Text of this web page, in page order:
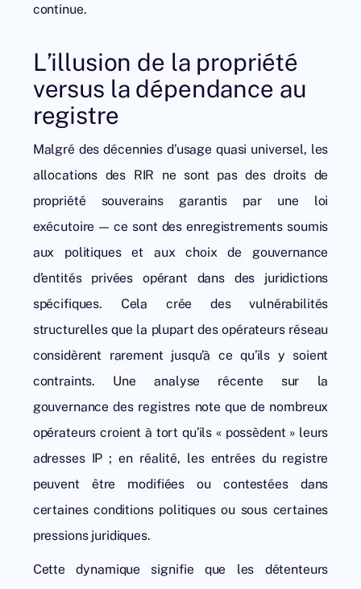
continue.
L’illusion de la propriété
versus la dépendance au
registre
Malgré des décennies d’usage quasi universel, les
allocations des RIR ne sont pas des droits de
propriété souverains garantis par une loi
exécutoire — ce sont des enregistrements soumis
aux politiques et aux choix de gouvernance
d’entités privées opérant dans des juridictions
spécifiques. Cela crée des vulnérabilités
structurelles que la plupart des opérateurs réseau
considèrent rarement jusqu’à ce qu’ils y soient
contraints. Une analyse récente sur la
gouvernance des registres note que de nombreux
opérateurs croient à tort qu’ils « possèdent » leurs
adresses IP ; en réalité, les entrées du registre
peuvent être modifiées ou contestées dans
certaines conditions politiques ou sous certaines
pressions juridiques.
Cette dynamique signifie que les détenteurs